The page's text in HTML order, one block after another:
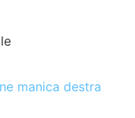
manica destra